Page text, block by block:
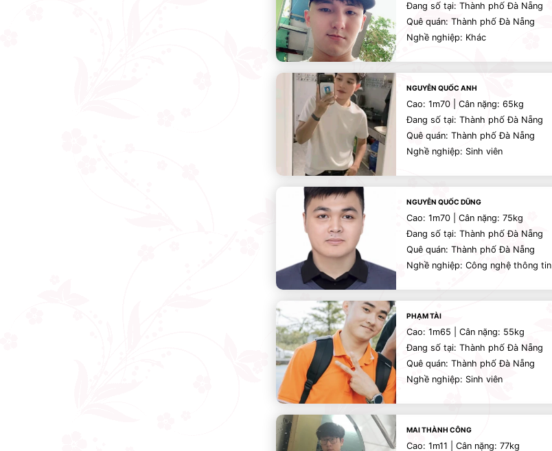
Đang số tại: Thành phố Đà Nẵng
Quê quán: Thành phố Đà Nẵng
Nghề nghiệp: Khác
NGUYỄN QUỐC ANH
Cao: 1m70 | Cân nặng: 65kg
Đang số tại: Thành phố Đà Nẵng
Quê quán: Thành phố Đà Nẵng
Nghề nghiệp: Sinh viên
NGUYỄN QUỐC DŨNG
Cao: 1m70 | Cân nặng: 75kg
Đang số tại: Thành phố Đà Nẵng
Quê quán: Thành phố Đà Nẵng
Nghề nghiệp: Công nghệ thông tin
PHẠM TÀI
Cao: 1m65 | Cân nặng: 55kg
Đang số tại: Thành phố Đà Nẵng
Quê quán: Thành phố Đà Nẵng
Nghề nghiệp: Sinh viên
MAI THÀNH CÔNG
Cao: 1m11 | Cân nặng: 77kg